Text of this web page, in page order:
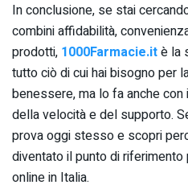
In conclusione, se stai
combini affidabilità,
prodotti, 1000Farmacie.itè la
tutto ciò di cui hai bisogno per
benessere, ma lo fa anche
della velocità e del supporto.
prova oggi stesso e scopri
diventato il punto di
online in Italia.